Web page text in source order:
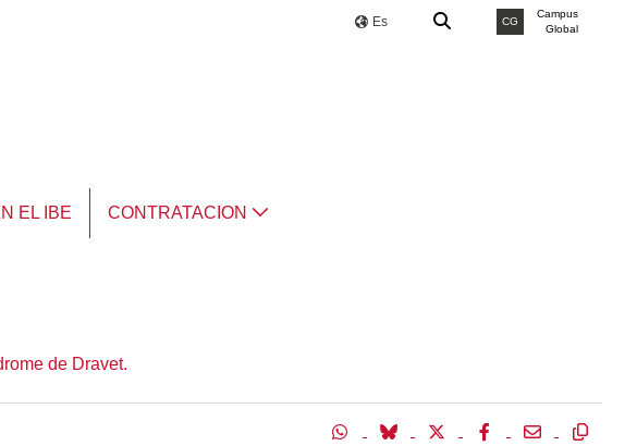
Es CG
Campus
Global
EL IBE CONTRATACION
de Dravet.